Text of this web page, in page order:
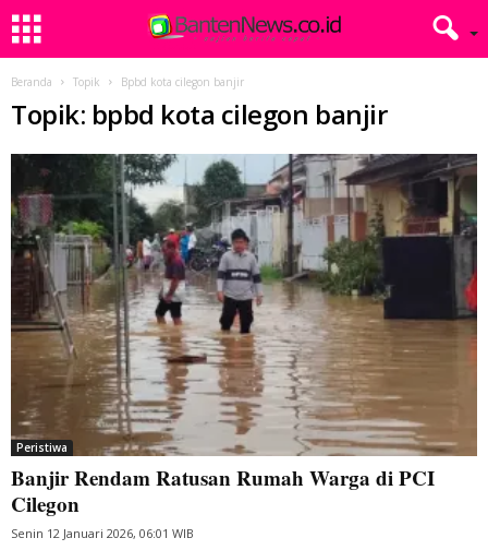
Beranda Topik Bpbd kota cilegon banjir
Topik: bpbd kota cilegon banjir
Peristiwa
Banjir Rendam Ratusan Rumah Warga di PCI
Cilegon
Senin 12 Januari 2026, 06:01 WIB